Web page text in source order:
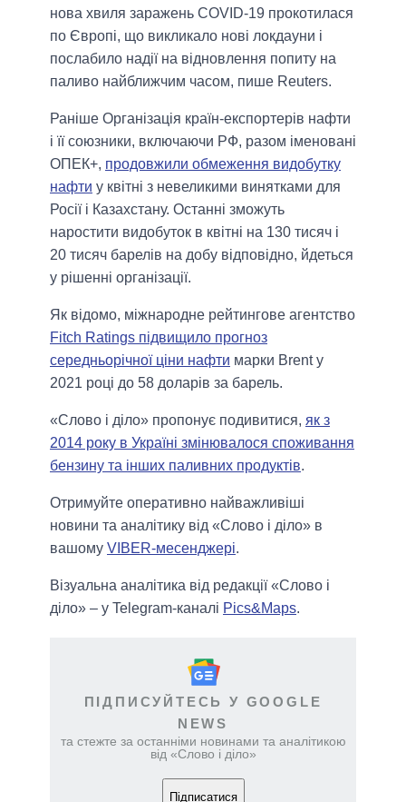
нова хвиля заражень COVID-19 прокотилася
по Європі, що викликало нові локдауни і
послабило надії на відновлення попиту на
паливо найближчим часом, пише Reuters.
Раніше Організація країн-експортерів нафти
і її союзники, включаючи РФ, разом іменовані
ОПЕК+, продовжили обмеження видобутку
нафти у квітні з невеликими винятками для
Росії і Казахстану. Останні зможуть
наростити видобуток в квітні на 130 тисяч і
20 тисяч барелів на добу відповідно, йдеться
у рішенні організації.
Як відомо, міжнародне рейтингове агентство
Fitch Ratings підвищило прогноз
середньорічної ціни нафти марки Brent у
2021 році до 58 доларів за барель.
«Слово і діло» пропонує подивитися, як з
2014 року в Україні змінювалося споживання
бензину та інших паливних продуктів.
Отримуйте оперативно найважливіші
новини та аналітику від «Слово і діло» в
вашому VIBER-месенджері.
Візуальна аналітика від редакції «Слово і
діло» – у Telegram-каналі Pics&Maps.
ПІДПИСУЙТЕСЬ У GOOGLE
NEWS
та стежте за останніми новинами та аналітикою
від «Слово і діло»
Підписатися